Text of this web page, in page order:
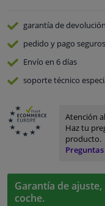
garantía de devolución
pedido y pago seguros
Envío en 6 días
soporte técnico
Atención
Haz tu
producto.
Preguntas
Garantía de
coche.